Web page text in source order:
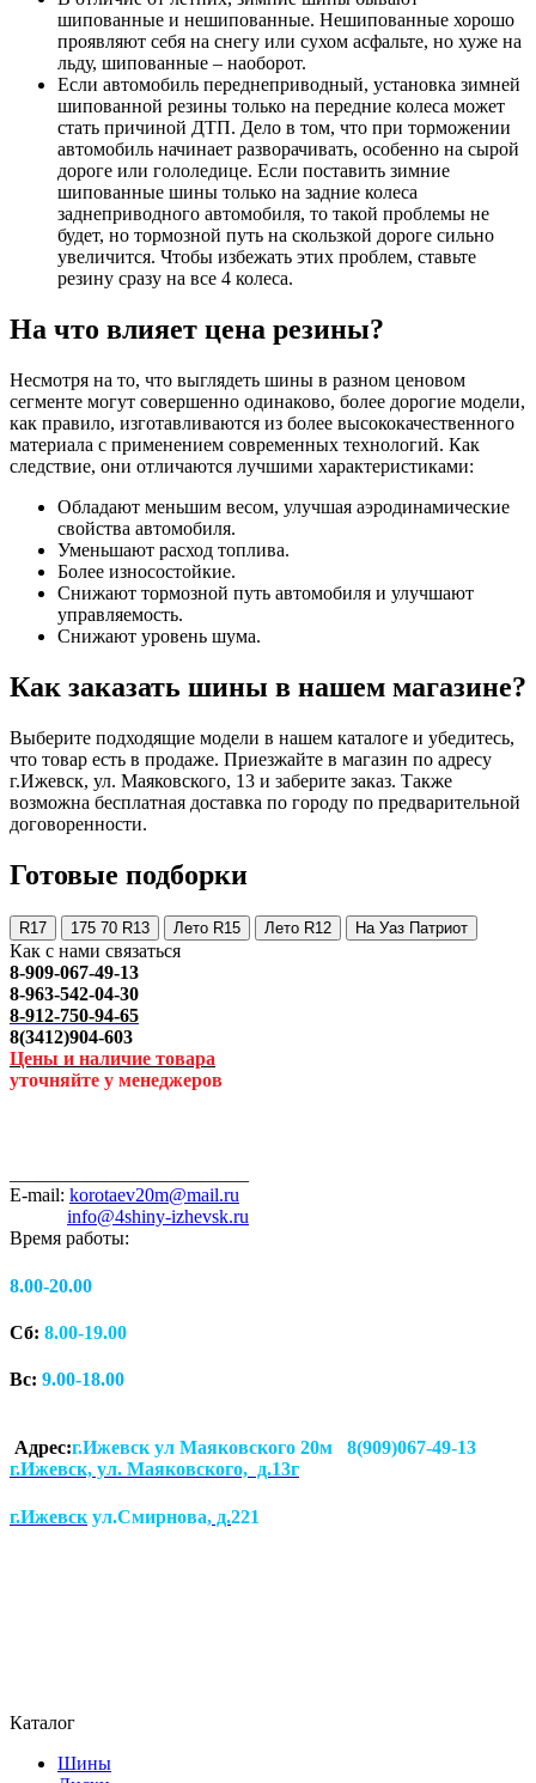
шипованные и нешипованные. Нешипованные хорошо
проявляют себя на снегу или сухом асфальте, но хуже на
льду, шипованные – наоборот.
Если автомобиль переднеприводный, установка зимней
шипованной резины только на передние колеса может
стать причиной ДТП. Дело в том, что при торможении
автомобиль начинает разворачивать, особенно на сырой
дороге или гололедице. Если поставить зимние
шипованные шины только на задние колеса
заднеприводного автомобиля, то такой проблемы не
будет, но тормозной путь на скользкой дороге сильно
увеличится. Чтобы избежать этих проблем, ставьте
резину сразу на все 4 колеса.
На что влияет цена резины?
Несмотря на то, что выглядеть шины в разном ценовом
сегменте могут совершенно одинаково, более дорогие модели,
как правило, изготавливаются из более высококачественного
материала с применением современных технологий. Как
следствие, они отличаются лучшими характеристиками:
Обладают меньшим весом, улучшая аэродинамические
свойства автомобиля.
Уменьшают расход топлива.
Более износостойкие.
Снижают тормозной путь автомобиля и улучшают
управляемость.
Снижают уровень шума.
Как заказать шины в нашем магазине?
Выберите подходящие модели в нашем каталоге и убедитесь,
что товар есть в продаже. Приезжайте в магазин по адресу
г.Ижевск, ул. Маяковского, 13 и заберите заказ. Также
возможна бесплатная доставка по городу по предварительной
договоренности.
Готовые подборки
R17 175 70 R13 Лето R15 Лето R12 На Уаз Патриот
Как с нами связаться
8-909-067-49-13
8-963-542-04-30
8-912-750-94-65
8(3412)904-603
Цены и наличие товара
уточняйте у менеджеров
E-mail: korotaev20m@mail.ru
info@4shiny-izhevsk.ru
Время работы:
8.00-20.00
Сб: 8.00-19.00
Вс: 9.00-18.00
Адрес:г.Ижевск ул Маяковского 20м 8(909)067-49-13
г.Ижевск, ул. Маяковского, д.13г
г.Ижевск ул.Смирнова, д.221
Каталог
Шины